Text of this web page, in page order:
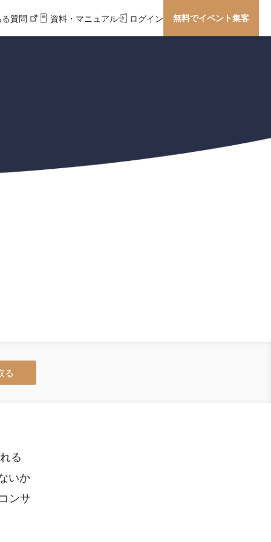
質問 資料・マニュアル ログイン 無料でイベント集客
る
る
いか
ンサ